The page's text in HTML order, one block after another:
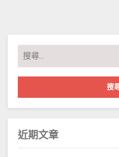
搜
尋
關
字:
近期文章